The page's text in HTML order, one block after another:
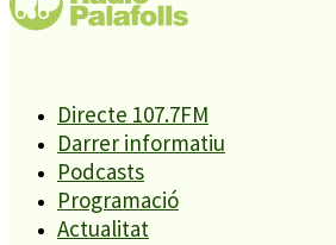
Directe 107.7FM
Darrer informatiu
Podcasts
Programació
Actualitat
d’aquestes cançons i de les
l’objectiu d’interioritzar els
Aquesta iniciativa es desplega a
catalans i arriba a més de 17.000
Palafolls l’Ajuntament hi
teatre, cosa que ha permès que